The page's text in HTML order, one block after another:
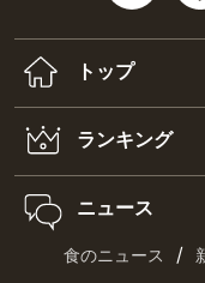
トップ
ランキング
ニュース
食のニュース /